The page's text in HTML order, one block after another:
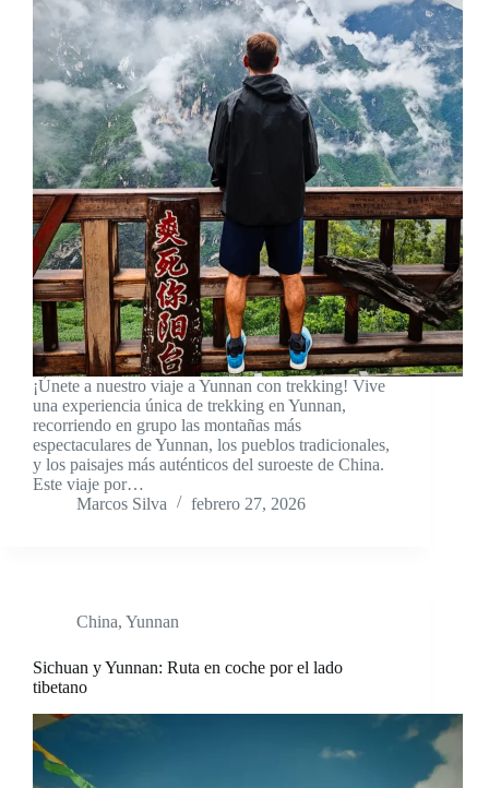
¡Únete a nuestro viaje a Yunnan con trekking! Vive
una experiencia única de trekking en Yunnan,
recorriendo en grupo las montañas más
espectaculares de Yunnan, los pueblos tradicionales,
y los paisajes más auténticos del suroeste de China.
Este viaje por…
Marcos Silva
febrero 27, 2026
China, Yunnan
Sichuan y Yunnan: Ruta en coche por el lado
tibetano